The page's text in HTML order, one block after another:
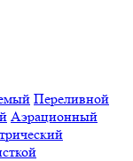
Переливной
Аэрационный